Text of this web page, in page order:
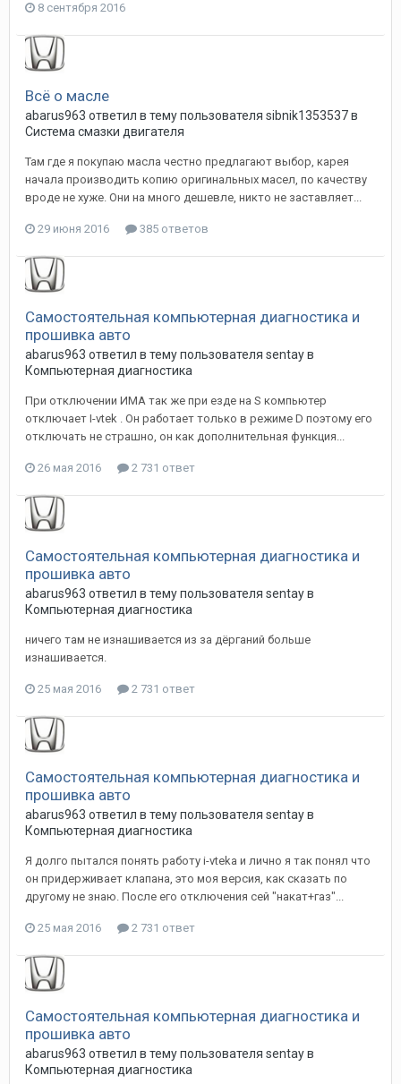
8 сентября 2016
Всё о масле
abarus963 ответил в тему пользователя sibnik1353537в
Система смазки двигателя
Там где я покупаю масла честно предлагают выбор, карея
начала производить копию оригинальных масел, по качеству
вроде не хуже. Они на много дешевле, никто не заставляет...
29 июня 2016 385 ответов
Самостоятельная компьютерная диагностика и
прошивка авто
abarus963 ответил в тему пользователя sentayв
Компьютерная диагностика
При отключении ИМА так же при езде на S компьютер
отключает I-vtek . Он работает только в режиме D поэтому его
отключать не страшно, он как дополнительная функция...
26 мая 2016 2 731 ответ
Самостоятельная компьютерная диагностика и
прошивка авто
abarus963 ответил в тему пользователя sentayв
Компьютерная диагностика
ничего там не изнашивается из за дёрганий больше
изнашивается.
25 мая 2016 2 731 ответ
Самостоятельная компьютерная диагностика и
прошивка авто
abarus963 ответил в тему пользователя sentayв
Компьютерная диагностика
Я долго пытался понять работу i-vteka и лично я так понял что
он придерживает клапана, это моя версия, как сказать по
другому не знаю. После его отключения сей "накат+газ"...
25 мая 2016 2 731 ответ
Самостоятельная компьютерная диагностика и
прошивка авто
abarus963 ответил в тему пользователя sentayв
Компьютерная диагностика